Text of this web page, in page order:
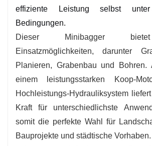
effiziente Leistung selbst unter
Bedingungen.
Dieser Minibagger
Einsatzmöglichkeiten, darunter
Planieren, Grabenbau und Bohren.
einem leistungsstarken Koop-
Hochleistungs-Hydrauliksystem
Kraft für unterschiedlichste
somit die perfekte Wahl für
Bauprojekte und städtische Vorhaben.